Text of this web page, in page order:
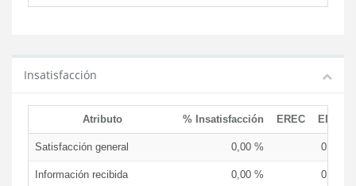
Insatisfacción
Atributo % Insatisfacción EREC EDCEN
Satisfacción general 0,00 % 0,00 %
Información recibida 0,00 % 0,00 %